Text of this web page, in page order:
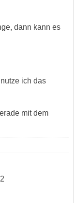
dann kann es
ich das
mit dem